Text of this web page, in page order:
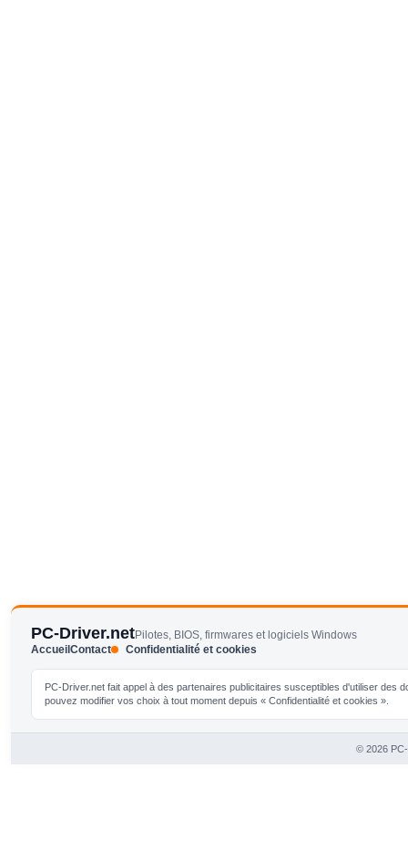
PC-Driver.netPilotes, BIOS, firmwares et logiciels Windows
AccueilContact Confidentialité et cookies
PC-Driver.net fait appel à des partenaires publicitaires susceptibles d'utiliser
pouvez modifier vos choix à tout moment depuis « Confidentialité et cookies ».
© 2026